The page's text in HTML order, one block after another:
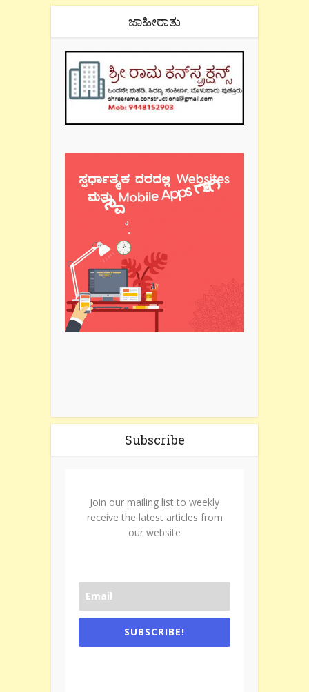
ಜಾಹೀರಾತು
Subscribe
Join our mailing list to weekly
receive the latest articles from
our website
SUBSCRIBE!